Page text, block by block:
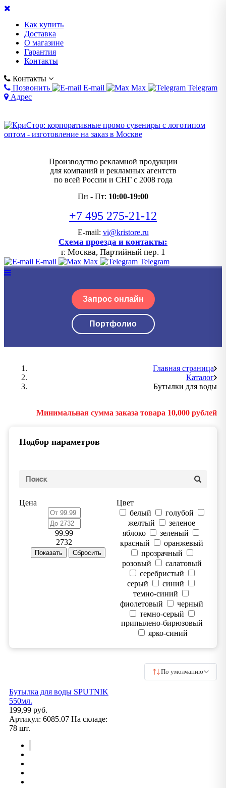
Как купить
Доставка
О магазине
Гарантия
Контакты
Контакты
Позвонить
E-mail Max
Telegram
Адрес
Производство рекламной продукции
для компаний и рекламных агентств
по всей России и СНГ с 2008 года
Пн - Пт: 10:00-19:00
+7 495 275-21-12
E-mail: vi@kristore.ru
Схема проезда и контакты:
г. Москва, Партийный пер. 1
E-mail Max Telegram
Запрос онлайн
Портфолио
Главная страница
Каталог
Бутылки для воды
Минимальная сумма заказа товара 10,000 рублей
Подбор параметров
Цена
99.99
2732
Цвет
белый
голубой
желтый
зеленое
яблоко
зеленый
красный
оранжевый
прозрачный
розовый
салатовый
серебристый
серый
синий
темно-синий
фиолетовый
черный
темно-серый
припылено-бирюзовый
ярко-синий
По умолчанию
Бутылка для воды SPUTNIK
550мл.
199,99 руб.
Артикул: 6085.07 На складе:
78 шт.